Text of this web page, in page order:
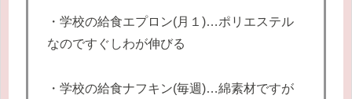
・学校の給食エプロン(月１)…ポリエステル
なのですぐしわが伸びる
・学校の給食ナフキン(毎週)…綿素材ですが